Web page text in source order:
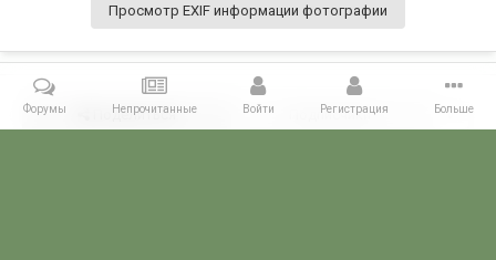
Просмотр EXIF информации фотографии
Поделиться Подписчики 0
Форумы Непрочитанные Войти Регистрация Больше